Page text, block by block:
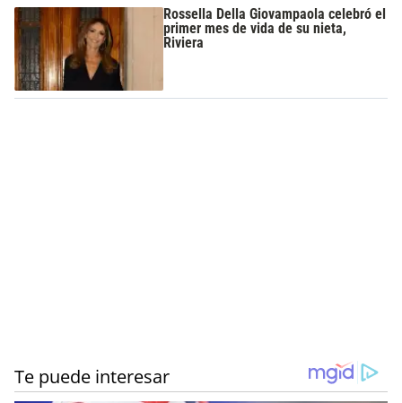
Rossella Della Giovampaola celebró el
primer mes de vida de su nieta,
Riviera